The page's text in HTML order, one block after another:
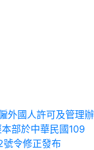
外國人許可及管理辦
部於中華民國109
令修正發布